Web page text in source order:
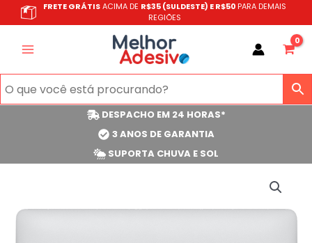
para
FRETE GRÁTISACIMA DE R$35 (SULDESTE) E R$50 PARA DEMAIS
REGIÕES
DESPACHO EM 24 HORAS*
3 ANOS DE GARANTIA
SUPORTA CHUVA E SOL